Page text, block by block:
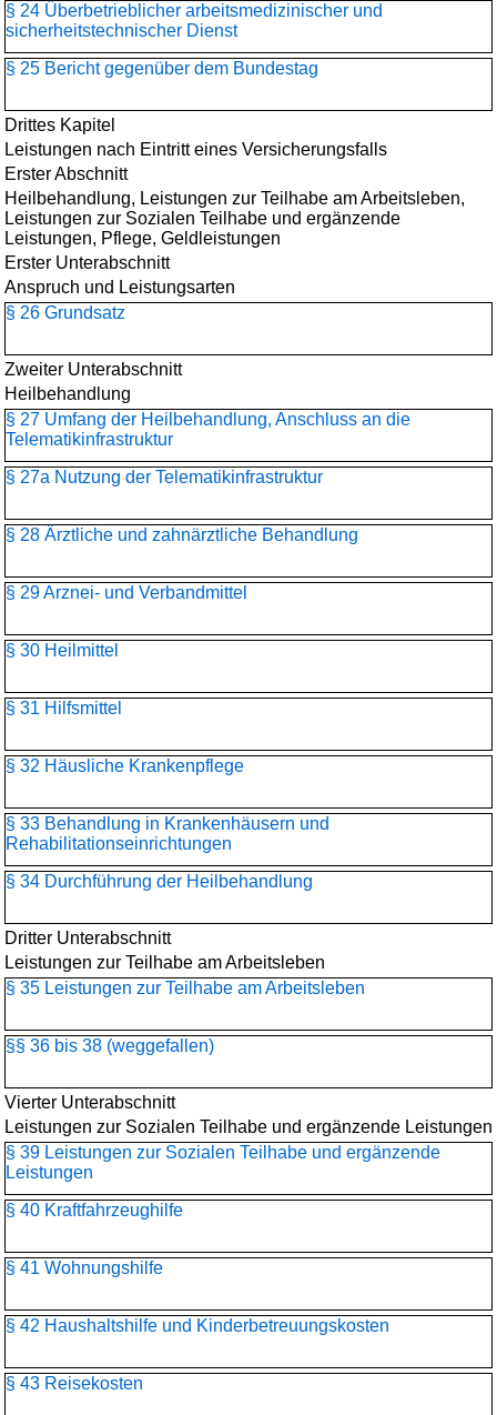
§ 24 Überbetrieblicher arbeitsmedizinischer und
sicherheitstechnischer Dienst
§ 25 Bericht gegenüber dem Bundestag
Drittes Kapitel
Leistungen nach Eintritt eines Versicherungsfalls
Erster Abschnitt
Heilbehandlung, Leistungen zur Teilhabe am Arbeitsleben,
Leistungen zur Sozialen Teilhabe und ergänzende
Leistungen, Pflege, Geldleistungen
Erster Unterabschnitt
Anspruch und Leistungsarten
§ 26 Grundsatz
Zweiter Unterabschnitt
Heilbehandlung
§ 27 Umfang der Heilbehandlung, Anschluss an die
Telematikinfrastruktur
§ 27a Nutzung der Telematikinfrastruktur
§ 28 Ärztliche und zahnärztliche Behandlung
§ 29 Arznei- und Verbandmittel
§ 30 Heilmittel
§ 31 Hilfsmittel
§ 32 Häusliche Krankenpflege
§ 33 Behandlung in Krankenhäusern und
Rehabilitationseinrichtungen
§ 34 Durchführung der Heilbehandlung
Dritter Unterabschnitt
Leistungen zur Teilhabe am Arbeitsleben
§ 35 Leistungen zur Teilhabe am Arbeitsleben
§§ 36 bis 38 (weggefallen)
Vierter Unterabschnitt
Leistungen zur Sozialen Teilhabe und ergänzende Leistungen
§ 39 Leistungen zur Sozialen Teilhabe und ergänzende
Leistungen
§ 40 Kraftfahrzeughilfe
§ 41 Wohnungshilfe
§ 42 Haushaltshilfe und Kinderbetreuungskosten
§ 43 Reisekosten